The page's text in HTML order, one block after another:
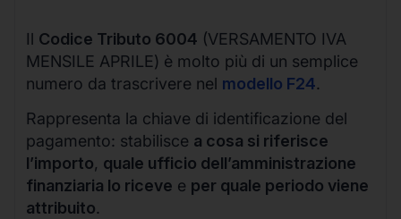
Il Codice Tributo 6004 (VERSAMENTO IVA
MENSILE APRILE) è molto più di un semplice
numero da trascrivere nel modello F24.
Rappresenta la chiave di identificazione del
pagamento: stabilisce a cosa si riferisce
l’importo, quale ufficio dell’amministrazione
finanziaria lo riceve e per quale periodo viene
attribuito.